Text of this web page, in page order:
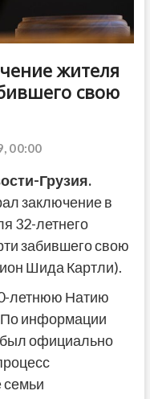
жителя
свою
00:00
Грузия.
заключение в
32-летнего
забившего свою
Шида Картли).
летнюю Натию
По информации
официально
семьи